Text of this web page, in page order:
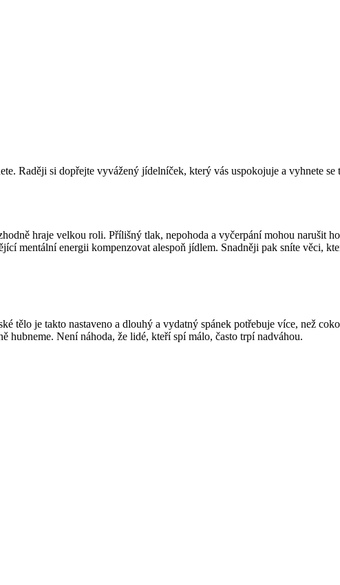
Raději si dopřejte vyvážený jídelníček, který vás uspokojuje a vyhnete se
hraje velkou roli. Přílišný tlak, nepohoda a vyčerpání mohou narušit
mentální energii kompenzovat alespoň jídlem. Snadněji pak sníte věci,
tělo je takto nastaveno a dlouhý a vydatný spánek potřebuje více, než
hubneme. Není náhoda, že lidé, kteří spí málo, často trpí nadváhou.